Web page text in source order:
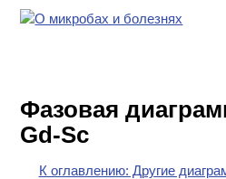
ХИМИЧЕСКАЯ
ПОСУДА
Фазовая
Gd-Sc
К оглавлению: Другие